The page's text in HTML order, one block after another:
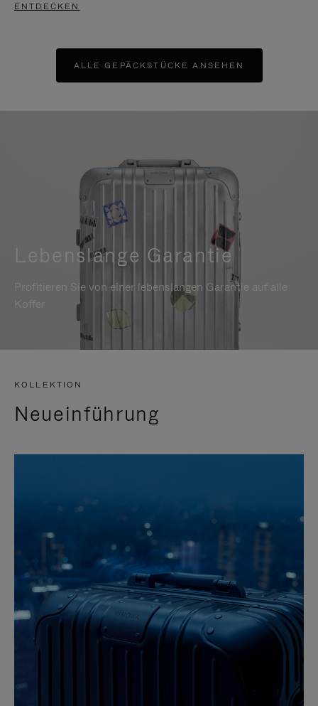
ENTDECKEN
ALLE GEPÄCKSTÜCKE ANSEHEN
Lebenslange Garantie
Profitieren Sie von einer lebenslangen Garantie auf alle
Koffer
KOLLEKTION
Neueinführung